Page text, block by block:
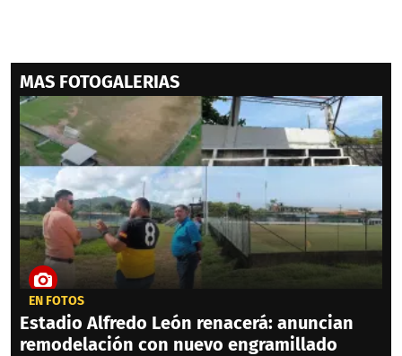
MAS FOTOGALERIAS
EN FOTOS
Estadio Alfredo León renacerá: anuncian
remodelación con nuevo engramillado